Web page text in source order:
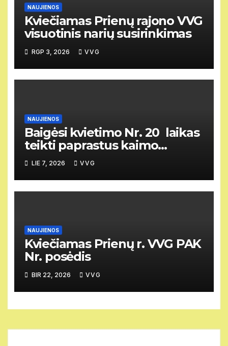
NAUJIENOS
Kviečiamas Prienų rajono VVG
visuotinis narių susirinkimas
RGP 3, 2026 VVG
NAUJIENOS
Baigėsi kvietimo Nr. 20 laikas
teikti paprastus kaimo
vietovių vietos projektus
LIE 7, 2026 VVG
NAUJIENOS
Kviečiamas Prienų r. VVG PAK
Nr. posėdis
BIR 22, 2026 VVG